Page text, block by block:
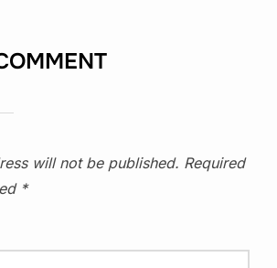
will not be published. Required
*